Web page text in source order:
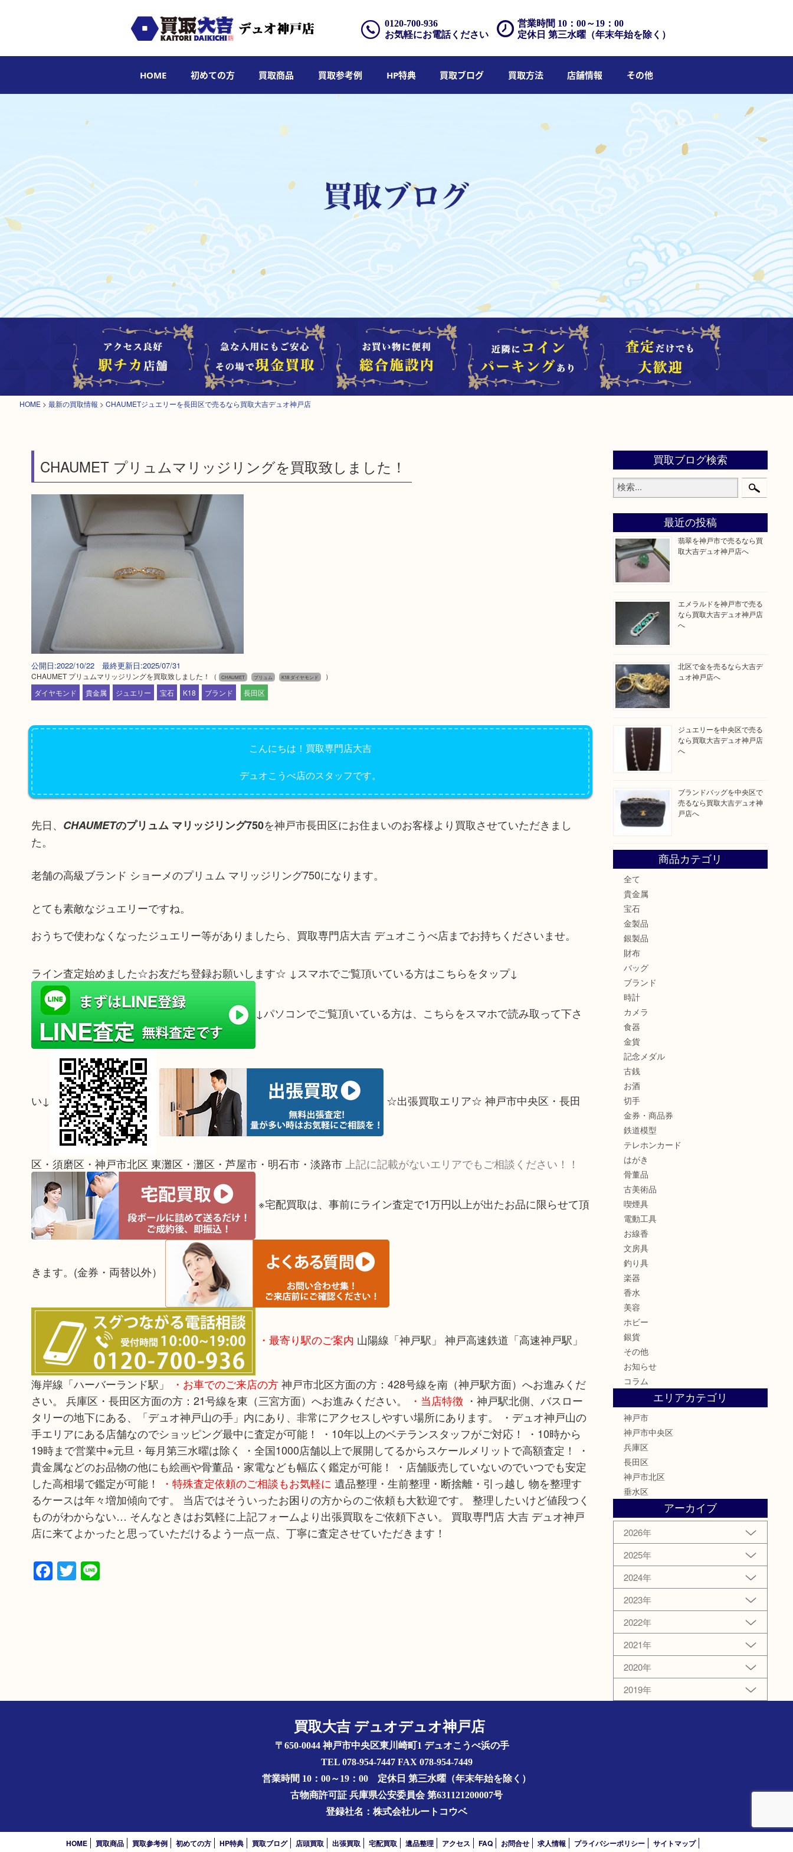
営業時間 10：00～19：00
定休日 第三水曜（年末年始を除く）
0120-700-936
お気軽にお電話ください
HOME 初めての方 買取商品 買取参考例 HP特典 買取ブログ 買取方法 店舗情報 その他
HOME > 最新の買取情報 > CHAUMETジュエリーを長田区で売るなら買取大吉デュオ神戸店
CHAUMET プリュムマリッジリングを買取致しました！
公開日:2022/10/22 最終更新日:2025/07/31
CHAUMET プリュムマリッジリングを買取致しました！ （ CHAUMET プリュム K18 ダイヤモンド
）
ダイヤモンド
貴金属 ジュエリー 宝石 K18 ブランド 長田区
こんにちは！買取専門店大吉
デュオこうべ店のスタッフです。
先日、 CHAUMETのプリュム マリッジリング750を神戸市長田区にお住まいのお客様より買取させていただきまし
た。
老舗の高級ブランド ショーメのプリュム マリッジリング750になります。
とても素敵なジュエリーですね。
おうちで使わなくなったジュエリー等がありましたら、買取専門店大吉 デュオこうべ店までお持ちくださいませ。
ライン査定始めました☆お友だち登録お願いします☆ ↓スマホでご覧頂いている方はこちらをタップ↓
↓パソコンでご覧頂いている方は、こちらをスマホで読み取って下さ
い↓ ☆出張買取エリア☆ 神戸市中央区・長田
区・須磨区・神戸市北区 東灘区・灘区・芦屋市・明石市・淡路市 上記に記載がないエリアでもご相談ください！！
※宅配買取は、事前にライン査定で1万円以上が出たお品に限らせて頂
きます。(金券・両替以外）
・最寄り駅のご案内 山陽線「神戸駅」 神戸高速鉄道「高速神戸駅」
海岸線「ハーバーランド駅」 ・お車でのご来店の方神戸市北区方面の方：428号線を南（神戸駅方面）へお進みくだ
さい。 兵庫区・長田区方面の方：21号線を東（三宮方面）へお進みください。
・当店特徴 ・神戸駅北側、バスロー
タリーの地下にある、「デュオ神戸山の手」内にあり、非常にアクセスしやすい場所にあります。 ・デュオ神戸山の
手エリアにある店舗なのでショッピング最中に査定が可能！ ・10年以上のベテランスタッフがご対応！ ・10時から
19時まで営業中※元旦・毎月第三水曜は除く ・全国1000店舗以上で展開してるからスケールメリットで高額査定！ ・
貴金属などのお品物の他にも絵画や骨董品・家電なども幅広く鑑定が可能！ ・店舗販売していないのでいつでも安定
した高相場で鑑定が可能！
・特殊査定依頼のご相談もお気軽に 遺品整理・生前整理・断捨離・引っ越し 物を整理す
るケースは年々増加傾向です。 当店ではそういったお困りの方からのご依頼も大歓迎です。 整理したいけど値段つく
ものがわからない… そんなときはお気軽に上記フォームより出張買取をご依頼下さい。 買取専門店 大吉 デュオ神戸
店に来てよかったと思っていただけるよう一点一点、丁寧に査定させていただきます！
Facebook
Twitter
Line
買取ブログ検索
最近の投稿
翡翠を神戸市で売るなら買
取大吉デュオ神戸店へ
エメラルドを神戸市で売る
なら買取大吉デュオ神戸店
へ
北区で金を売るなら大吉デ
ュオ神戸店へ
ジュエリーを中央区で売る
なら買取大吉デュオ神戸店
へ
ブランドバッグを中央区で
売るなら買取大吉デュオ神
戸店へ
商品カテゴリ
全て
貴金属
宝石
金製品
銀製品
財布
バッグ
ブランド
時計
カメラ
食器
金貨
記念メダル
古銭
お酒
切手
金券・商品券
鉄道模型
テレホンカード
はがき
骨董品
古美術品
喫煙具
電動工具
お線香
文房具
釣り具
楽器
香水
美容
ホビー
銀貨
その他
お知らせ
コラム
エリアカテゴリ
神戸市
神戸市中央区
兵庫区
長田区
神戸市北区
垂水区
アーカイブ
2026年
2025年
2024年
2023年
2022年
2021年
2020年
2019年
買取大吉 デュオデュオ神戸店
〒650-0044 神戸市中央区東川崎町1 デュオこうべ浜の手
TEL 078-954-7447 FAX 078-954-7449
営業時間 10：00～19：00 定休日 第三水曜（年末年始を除く）
古物商許可証 兵庫県公安委員会 第631121200007号
登録社名：株式会社ルートコウベ
HOME 買取商品 買取参考例 初めての方 HP特典 買取ブログ 店頭買取 出張買取 宅配買取 遺品整理 アクセス FAQ お問合せ 求人情報 プライバシーポリシー サイトマップ